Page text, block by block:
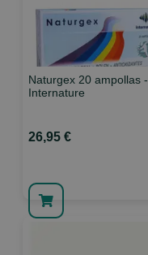
Naturgex 20 ampollas -
Internature
26,95 €